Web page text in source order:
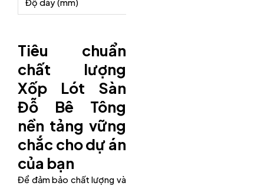
Độ dày (mm)
Tiêu chuẩn
chất lượng
Xốp Lót Sàn
Đỗ Bê Tông
nền tảng vững
chắc cho dự án
của bạn
Để đảm bảo chất lượng và